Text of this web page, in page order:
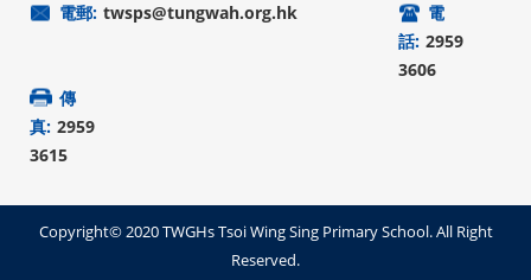
電郵: twsps@tungwah.org.hk
電
話: 2959
3606
傳
真: 2959
3615
Copyright© 2020 TWGHs Tsoi Wing Sing Primary School. All Right
Reserved.